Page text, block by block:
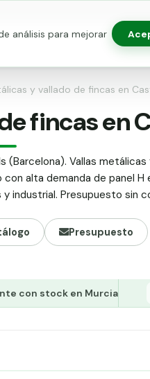
análisis para mejorar
y vallado de fincas en
fincas en
(Barcelona). Vallas metálicas
alta demanda de panel H
industrial. Presupuesto sin
Presupuesto
con stock en Murcia